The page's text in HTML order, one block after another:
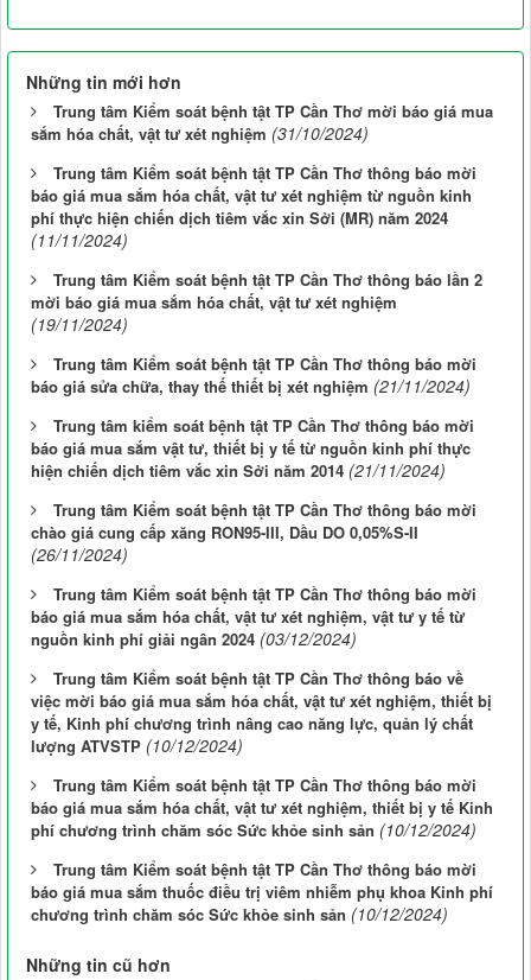
Những tin mới hơn
Trung tâm Kiểm soát bệnh tật TP Cần Thơ mời báo giá mua
sắm hóa chất, vật tư xét nghiệm (31/10/2024)
Trung tâm Kiểm soát bệnh tật TP Cần Thơ thông báo mời
báo giá mua sắm hóa chất, vật tư xét nghiệm từ nguồn kinh
phí thực hiện chiến dịch tiêm vắc xin Sởi (MR) năm 2024
(11/11/2024)
Trung tâm Kiểm soát bệnh tật TP Cần Thơ thông báo lần 2
mời báo giá mua sắm hóa chất, vật tư xét nghiệm
(19/11/2024)
Trung tâm Kiểm soát bệnh tật TP Cần Thơ thông báo mời
báo giá sửa chữa, thay thế thiết bị xét nghiệm (21/11/2024)
Trung tâm kiểm soát bệnh tật TP Cần Thơ thông báo mời
báo giá mua sắm vật tư, thiết bị y tế từ nguồn kinh phí thực
hiện chiến dịch tiêm vắc xin Sởi năm 2014 (21/11/2024)
Trung tâm Kiểm soát bệnh tật TP Cần Thơ thông báo mời
chào giá cung cấp xăng RON95-III, Dầu DO 0,05%S-II
(26/11/2024)
Trung tâm Kiểm soát bệnh tật TP Cần Thơ thông báo mời
báo giá mua sắm hóa chất, vật tư xét nghiệm, vật tư y tế từ
nguồn kinh phí giải ngân 2024 (03/12/2024)
Trung tâm Kiểm soát bệnh tật TP Cần Thơ thông báo về
việc mời báo giá mua sắm hóa chất, vật tư xét nghiệm, thiết bị
y tế, Kinh phí chương trình nâng cao năng lực, quản lý chất
lượng ATVSTP (10/12/2024)
Trung tâm Kiểm soát bệnh tật TP Cần Thơ thông báo mời
báo giá mua sắm hóa chất, vật tư xét nghiệm, thiết bị y tế Kinh
phí chương trình chăm sóc Sức khỏe sinh sản (10/12/2024)
Trung tâm Kiểm soát bệnh tật TP Cần Thơ thông báo mời
báo giá mua sắm thuốc điều trị viêm nhiễm phụ khoa Kinh phí
chương trình chăm sóc Sức khỏe sinh sản (10/12/2024)
Những tin cũ hơn